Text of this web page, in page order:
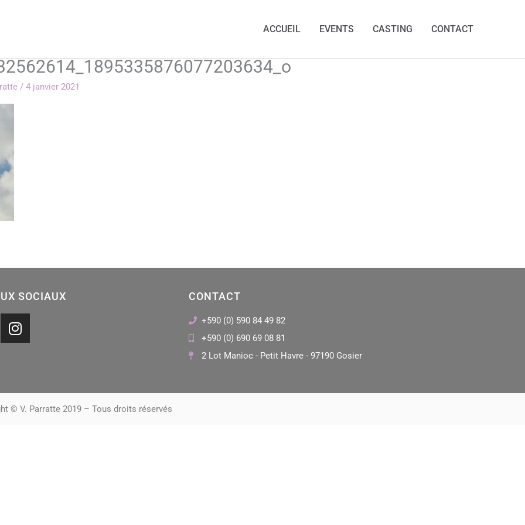
ACCUEIL EVENTS CASTING CONTACT
/4 janvier 2021
SOCIAUX
I
n
g
r
CONTACT
+590 (0) 590 84 49 82
+590 (0) 690 69 08 81
2 Lot Manioc - Petit Havre - 97190 Gosier
© V. Parratte 2019 – Tous droits réservés